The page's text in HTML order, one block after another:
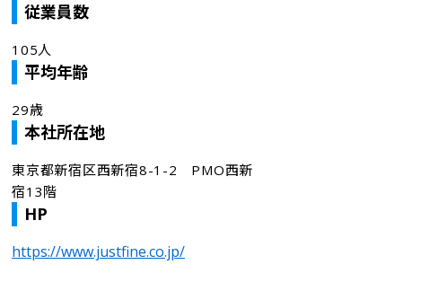
従業員数
105人
平均年齢
29歳
本社所在地
東京都新宿区西新宿8-1-2　PMO西新
宿13階
HP
https://www.justfine.co.jp/